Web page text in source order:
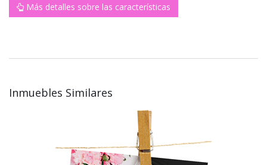
Más detalles sobre las características
Inmuebles Similares